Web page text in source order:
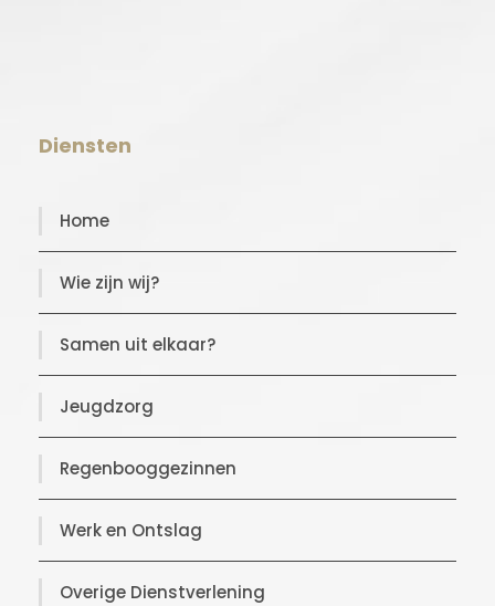
Diensten
Home
Wie zijn wij?
Samen uit elkaar?
Jeugdzorg
Regenbooggezinnen
Werk en Ontslag
Overige Dienstverlening